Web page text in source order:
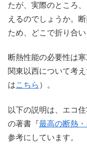
たが、実際のところ
えるのでしょうか。
ため、どこで折り合
断熱性能の必要性は
関東以西について考
はこちら ）。
以下の説明は、エコ
の著書『最高の断熱
参考にしています。